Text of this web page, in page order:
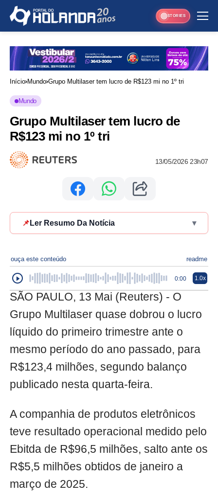
STORIES
Início Mundo Grupo Multilaser tem lucro de R$123 mi no 1º tri
Mundo
Grupo Multilaser tem lucro de
R$123 mi no 1º tri
13/05/2026 23h07
📌 Ler Resumo Da Notícia ▾
ouça este conteúdo readme
0:00 1.0x
SÃO PAULO, 13 Mai (Reuters) - O
Grupo Multilaser quase dobrou o lucro
líquido do primeiro trimestre ante o
mesmo período do ano passado, para
R$123,4 milhões, segundo balanço
publicado nesta quarta-feira.
A companhia de produtos eletrônicos
teve resultado operacional medido pelo
Ebitda de R$96,5 milhões, salto ante os
R$5,5 milhões obtidos de janeiro a
março de 2025.